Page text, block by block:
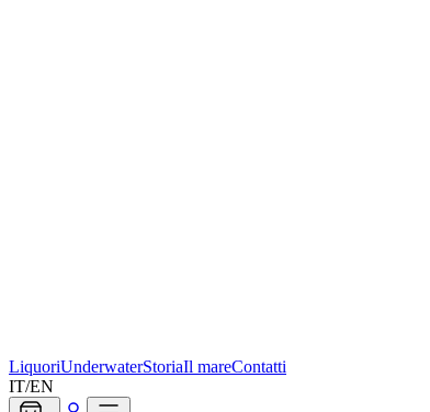
LiquoriUnderwaterStoriaIl mareContatti
IT/EN